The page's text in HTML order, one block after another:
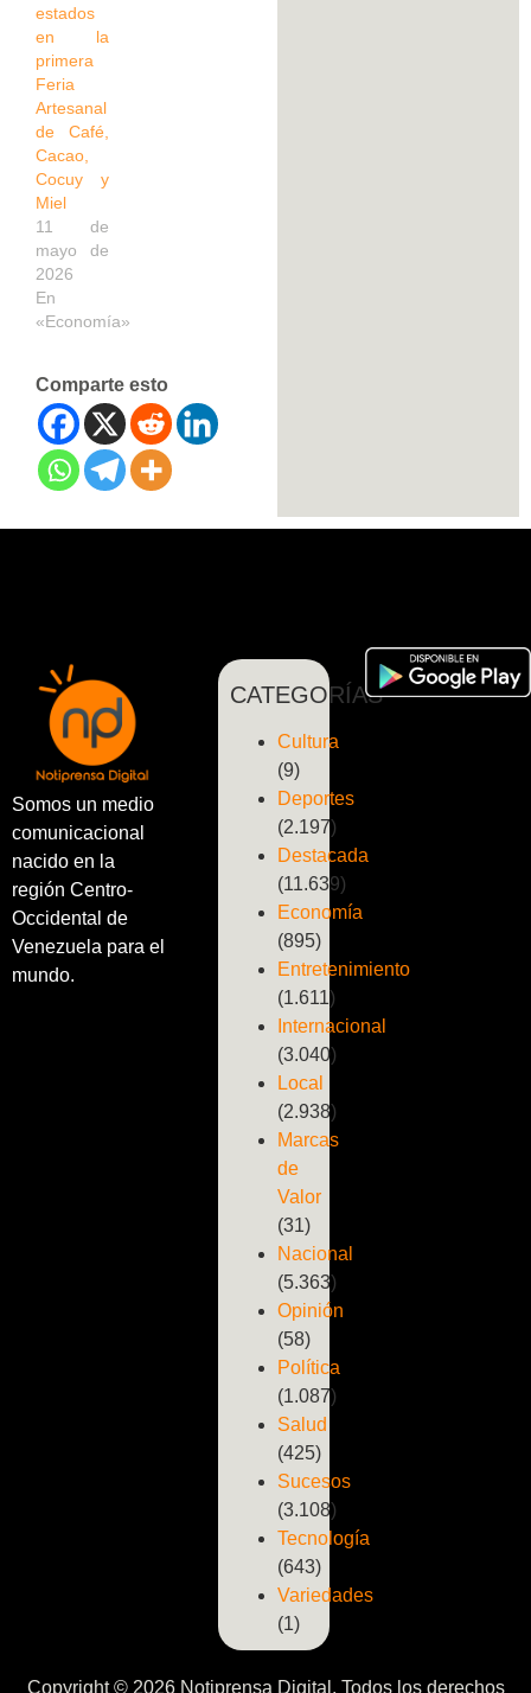
estados
en la
primera
Feria
Artesanal
de Café,
Cacao,
Cocuy y
Miel
11 de
mayo de
2026
En
«Economía»
Comparte esto
Somos un medio
comunicacional
nacido en la
región Centro-
Occidental de
Venezuela para el
mundo.
CATEGORÍAS
Cultura
(9)
Deportes
(2.197)
Destacada
(11.639)
Economía
(895)
Entretenimiento
(1.611)
Internacional
(3.040)
Local
(2.938)
Marcas
de
Valor
(31)
Nacional
(5.363)
Opinión
(58)
Política
(1.087)
Salud
(425)
Sucesos
(3.108)
Tecnología
(643)
Variedades
(1)
Copyright © 2026 Notiprensa Digital. Todos los derechos